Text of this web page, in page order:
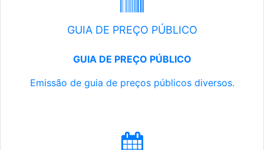
GUIA DE PREÇO PÚBLICO
GUIA DE PREÇO PÚBLICO
Emissão de guia de preços públicos diversos.